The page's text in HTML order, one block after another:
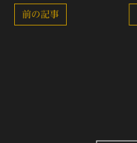
前の記事